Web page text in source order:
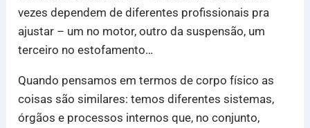
vezes dependem de diferentes profissionais pra
ajustar – um no motor, outro da suspensão, um
terceiro no estofamento…
Quando pensamos em termos de corpo físico as
coisas são similares: temos diferentes sistemas,
órgãos e processos internos que, no conjunto,